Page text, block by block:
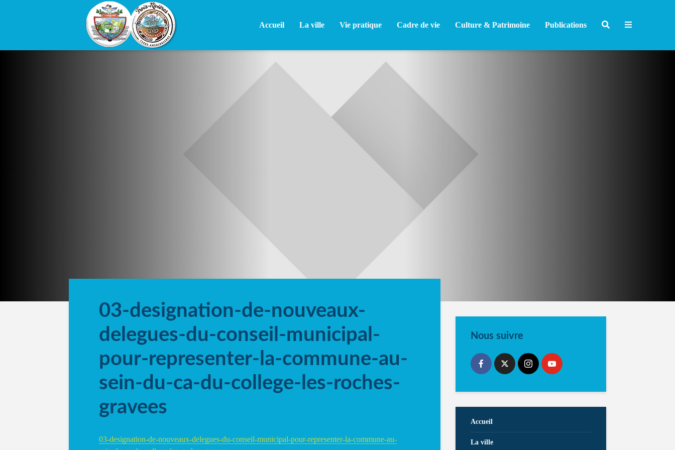
Accueil La ville Vie pratique Cadre de vie Culture & Patrimoine Publications
03-designation-de-nouveaux-
delegues-du-conseil-municipal-
pour-representer-la-commune-au-
sein-du-ca-du-college-les-roches-
gravees
03-designation-de-nouveaux-delegues-du-conseil-municipal-pour-representer-la-commune-au-
Nous suivre
Accueil
La ville